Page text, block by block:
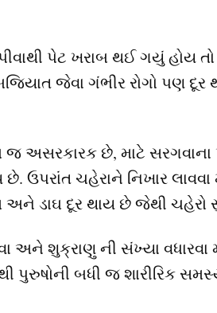
પેટ ખરાબ થઈ ગયું હોય
જેવા ગંભીર રોગો પણ દૂર
જ અસરકારક છે, માટે સરગવાના
ઉપરાંત ચહેરાને નિખાર લાવવા
અને ડાઘ દૂર થાય છે જેથી ચહેરો
અને શુક્રાણુ ની સંખ્યા વધારવા
પુરુષોની બધી જ શારીરિક